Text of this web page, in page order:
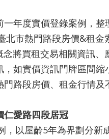
度實價登錄案例，整
市熱門路段房價&租
將買租交易相關資訊、
如實價資訊門牌區間
路段房價、租金行情及
仁愛路四段居冠
屋齡5年為界劃分新